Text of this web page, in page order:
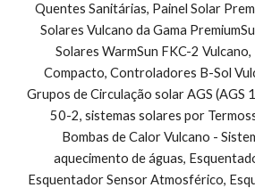
Quentes Sanitárias, Painel Solar
Solares Vulcano da Gama
Solares WarmSun FKC-2 Vulcano,
Compacto, Controladores B-Sol
Grupos de Circulação solar AGS (AGS
50-2, sistemas solares por
Bombas de Calor Vulcano -
aquecimento de águas,
Esquentador Sensor Atmosférico,